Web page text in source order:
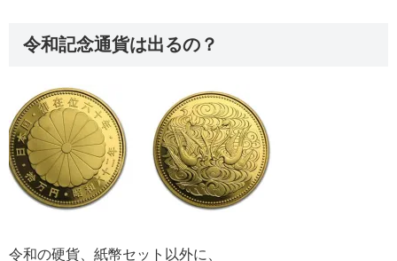
令和記念通貨は出るの？
令和の硬貨、紙幣セット以外に、